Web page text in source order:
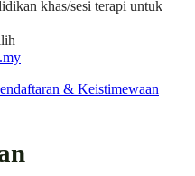
khas/sesi terapi untuk
& Keistimewaan